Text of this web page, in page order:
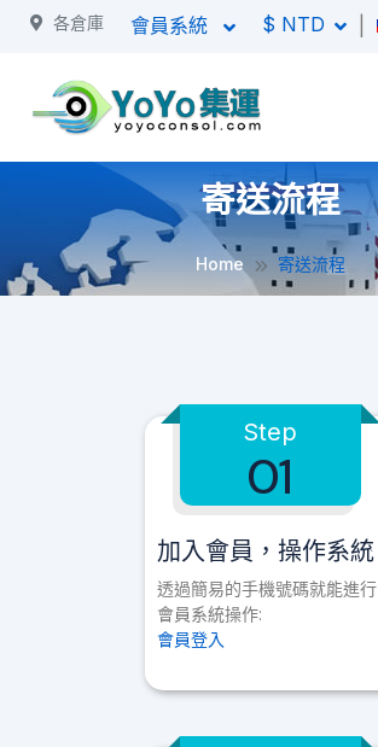
各倉庫 會員系統 $ NTD
寄送流程
Home 寄送流程
Step
01
加入會員，操作系統
透過簡易的手機號碼就能進行
會員系統操作:
會員登入